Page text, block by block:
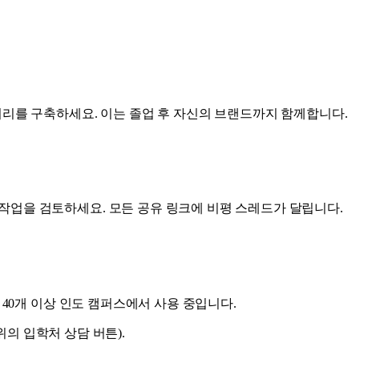
를 구축하세요. 이는 졸업 후 자신의 브랜드까지 함께합니다.
을 검토하세요. 모든 공유 링크에 비평 스레드가 달립니다.
개 이상 인도 캠퍼스에서 사용 중입니다.
의 입학처 상담 버튼).